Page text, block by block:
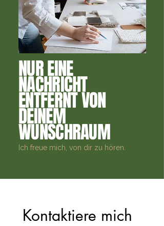
NUR EINE
NACHRICHT
ENTFERNT VON
DEINEM
WUNSCHRAUM
Ich freue mich, von dir zu hören.
Kontaktiere mich